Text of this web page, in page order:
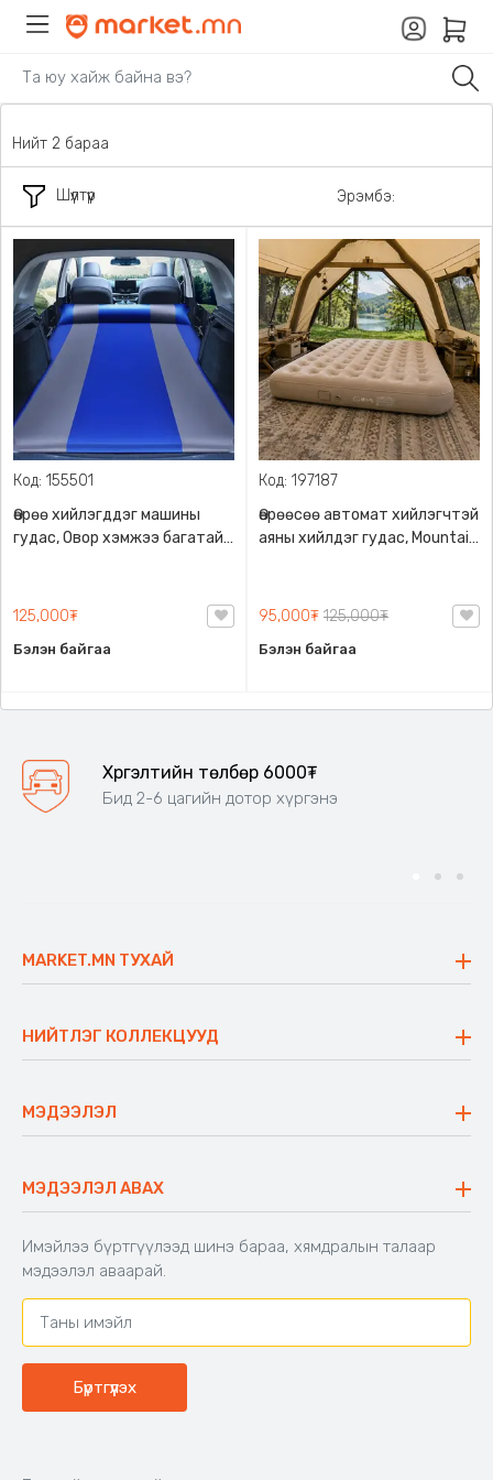
Шүүлтүүр
Нийт 2 бараа
Эрэмбэ:
Код: 155501
Өөрөө хийлэгддэг машины
гудас, Овор хэмжээ багатай
125,000₮
Бэлэн байгаа
Код: 197187
Өөрөөсөө автомат хийлэгчтэй
аяны хийлдэг гудас, Mountain
багтаамжтай, Гадуураа уут
95,000₮ 125,000₮
Бэлэн байгаа
Хүргэлтийн төлбөр 6000₮
Бид 2-6 цагийн дотор хүргэнэ
MARKET.MN ТУХАЙ
Үнэт зүйлс
Ажлын байр
Блог
НИЙТЛЭГ КОЛЛЕКЦУУД
Сүүдрэвч
Аяны ширээ
Аяны түшлэгтэй сандал
МЭДЭЭЛЭЛ
Буцаалтын журам
Захиалга шалгах
Хамтран ажиллах
Холбоо барих
МЭДЭЭЛЭЛ АВАХ
Имэйлээ бүртгүүлээд шинэ бараа, хямдралын талаар
мэдээлэл аваарай.
Бүртгүүлэх